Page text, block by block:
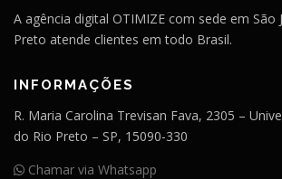
A agência digital OTIMIZE com sede em São
Preto atende clientes em todo Brasil.
INFORMAÇÕES
R. Maria Carolina Trevisan Fava, 2305 –
do Rio Preto – SP, 15090-330
Chamar via Whatsapp